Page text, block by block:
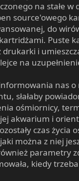
na stałe w
source'owego
do
Puste
drukarki i
na
nas o
słałaby
ośmiornicy,
akwarium i
czas życia
można z niej
parametry
kiedy